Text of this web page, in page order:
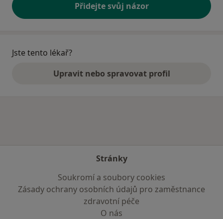
Přidejte svůj názor
Jste tento lékař?
Upravit nebo spravovat profil
Stránky
Soukromí a soubory cookies
Zásady ochrany osobních údajů pro zaměstnance
zdravotní péče
O nás